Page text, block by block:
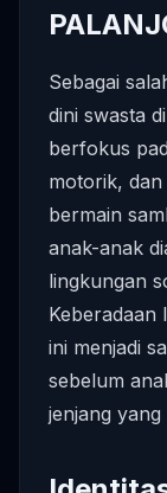
Sebagai
dini swasta
berfokus
motorik, dan
bermain
anak-anak
lingkungan
Keberadaan
ini menjadi
sebelum
jenjang yang